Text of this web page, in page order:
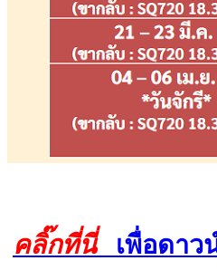
คลิ๊กที่นี่
เพื่อดาว